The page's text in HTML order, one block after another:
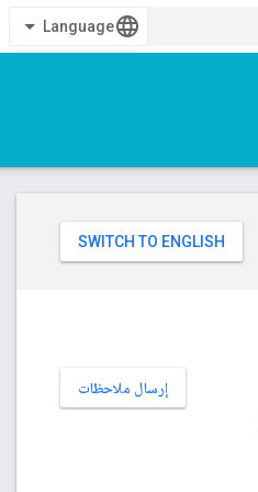
إرسال ملاحظات